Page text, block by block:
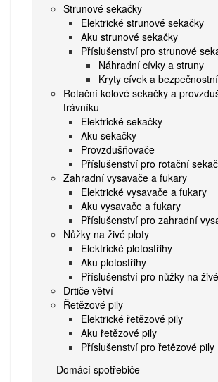
Strunové sekačky
Elektrické strunové sekačky
Aku strunové sekačky
Příslušenství pro strunové
Náhradní cívky a struny
Kryty cívek a
Rotační kolové sekačky a
trávníku
Elektrické sekačky
Aku sekačky
Provzdušňovače
Příslušenství pro rotační
Zahradní vysavače a fukary
Elektrické vysavače a fukary
Aku vysavače a fukary
Příslušenství pro zahradní
Nůžky na živé ploty
Elektrické plotostřihy
Aku plotostřihy
Příslušenství pro nůžky na
Drtiče větví
Řetězové pily
Elektrické řetězové pily
Aku řetězové pily
Příslušenství pro řetězové pily
Domácí spotřebiče